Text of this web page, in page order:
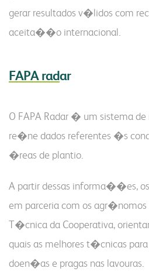
gerar resultados v�lidos com
aceita��o internacional.
FAPA radar
O FAPA Radar � um sistema
re�ne dados referentes �s
�reas de plantio.
A partir dessas informa��es, os
em parceria com os
T�cnica da Cooperativa,
quais as melhores t�cnicas
doen�as e pragas nas lavouras.